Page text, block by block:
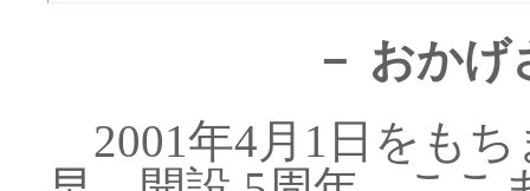
－ おか
2001年4月1日をもち